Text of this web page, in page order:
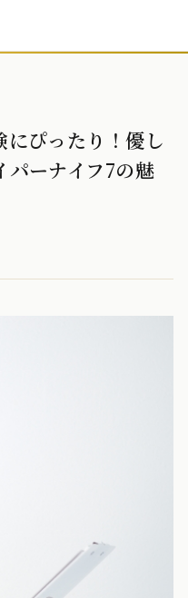
にぴったり！優し
パーナイフ7の魅